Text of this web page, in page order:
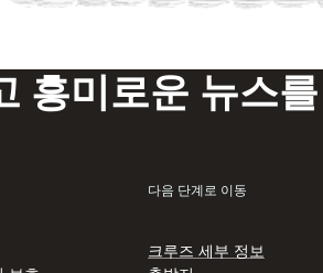
흥미로운 뉴스
다음 단계로 이동
크루즈 세부 정보